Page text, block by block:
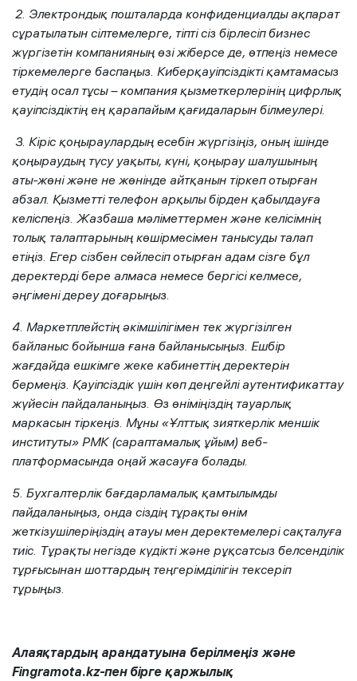
2. Электрондық пошталарда конфиденциалды ақпарат
сұратылатын сілтемелерге, тіпті сіз бірлесіп бизнес
жүргізетін компанияның өзі жіберсе де, өтпеңіз немесе
тіркемелерге баспаңыз. Киберқауіпсіздікті қамтамасыз
етудің осал тұсы – компания қызметкерлерінің цифрлық
қауіпсіздіктің ең қарапайым қағидаларын білмеулері.
3. Кіріс қоңыраулардың есебін жүргізіңіз, оның ішінде
қоңыраудың түсу уақыты, күні, қоңырау шалушының
аты-жөні және не жөнінде айтқанын тіркеп отырған
абзал. Қызметті телефон арқылы бірден қабылдауға
келіспеңіз. Жазбаша мәліметтермен және келісімнің
толық талаптарының көшірмесімен танысуды талап
етіңіз. Егер сізбен сөйлесіп отырған адам сізге бұл
деректерді бере алмаса немесе бергісі келмесе,
әңгімені дереу доғарыңыз.
4. Маркетплейстің әкімшілігімен тек жүргізілген
байланыс бойынша ғана байланысыңыз. Ешбір
жағдайда ешкімге жеке кабинеттің деректерін
бермеңіз. Қауіпсіздік үшін көп деңгейлі аутентификаттау
жүйесін пайдаланыңыз. Өз өніміңіздің тауарлық
маркасын тіркеңіз. Мұны «Ұлттық зияткерлік меншік
институты» РМК (сараптамалық ұйым) веб-
платформасында оңай жасауға болады.
5. Бухгалтерлік бағдарламалық қамтылымды
пайдаланыңыз, онда сіздің тұрақты өнім
жеткізушілеріңіздің атауы мен деректемелері сақталуға
тиіс. Тұрақты негізде күдікті және рұқсатсыз белсенділік
тұрғысынан шоттардың теңгерімділігін тексеріп
тұрыңыз.
Алаяқтардың арандатуына берілмеңіз және
Fingramota.kz-пен бірге қаржылық